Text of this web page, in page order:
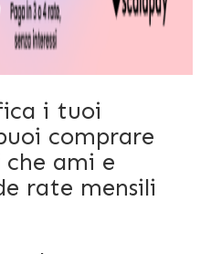
i tuoi
comprare
ami e
rate mensili